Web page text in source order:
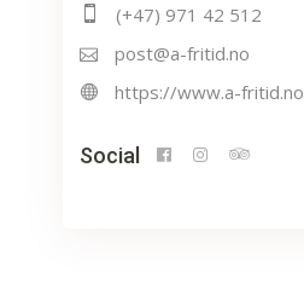
(+47) 971 42 512
post@a-fritid.no
https://www.a-fritid.no
Social